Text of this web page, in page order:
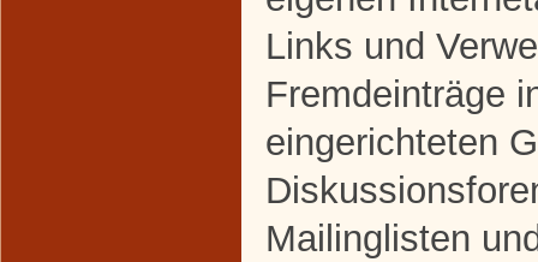
Links und
Fremdeinträge
eingerichteten
Mailinglisten